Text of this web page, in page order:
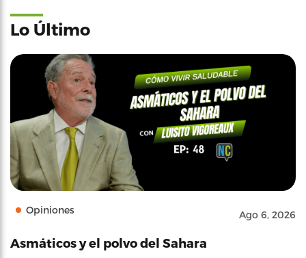
Lo Último
Opiniones Ago 6, 2026
Asmáticos y el polvo del Sahara